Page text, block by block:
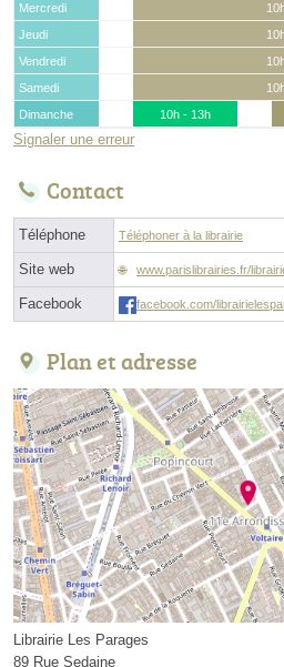
Mercredi
Jeudi
Vendredi
Samedi
Dimanche
10h - 13h
Signaler une erreur
Contact
Téléphone Téléphoner à la librairie
Site web www.parislibrairies.fr/
Facebook facebook.com/
Plan et adresse
Librairie Les Parages
89 Rue Sedaine